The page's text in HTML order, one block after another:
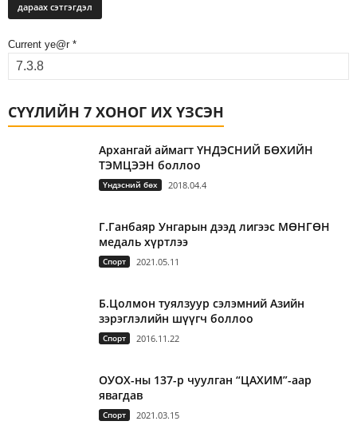
Current ye@r *
СҮҮЛИЙН 7 ХОНОГ ИХ ҮЗСЭН
Архангай аймагт ҮНДЭСНИЙ БӨХИЙН
ТЭМЦЭЭН боллоо
Үндэсний бөх 2018.04.4
Г.Ганбаяр Унгарын дээд лигээс МӨНГӨН
медаль хүртлээ
Спорт 2021.05.11
Б.Цолмон туялзуур сэлэмний Азийн
зэрэглэлийн шүүгч боллоо
Спорт 2016.11.22
ОУОХ-ны 137-р чуулган “ЦАХИМ”-аар
явагдав
Спорт 2021.03.15